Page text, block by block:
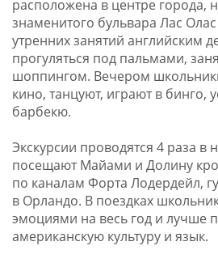
расположена в центре города,
знаменитого бульвара Лас
утренних занятий английским
прогуляться под пальмами,
шоппингом. Вечером
кино, танцуют, играют в бинго,
барбекю.
Экскурсии проводятся 4 раза в
посещают Майами и Долину
по каналам Форта Лодердейл,
в Орландо. В поездках
эмоциями на весь год и лучше
американскую культуру и язык.